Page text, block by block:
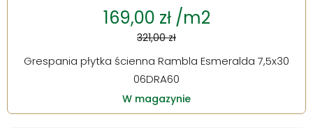
169,00 zł /m2
321,00 zł
Grespania płytka ścienna Rambla Esmeralda 7,5x30
06DRA60
W magazynie